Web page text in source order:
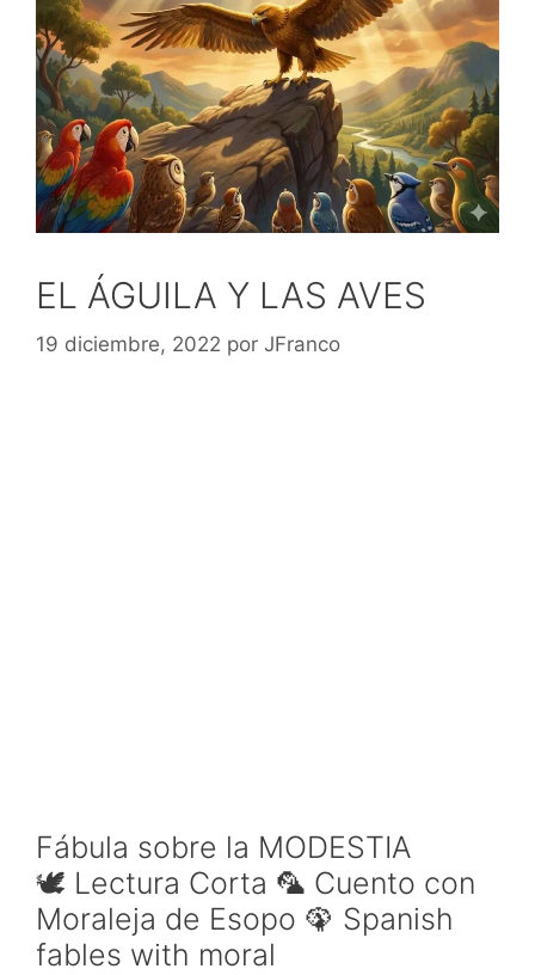
EL ÁGUILA Y LAS AVES
19 diciembre, 2022 por JFranco
Fábula sobre la MODESTIA
🕊️ Lectura Corta 🦜 Cuento con
Moraleja de Esopo 🦚 Spanish
fables with moral